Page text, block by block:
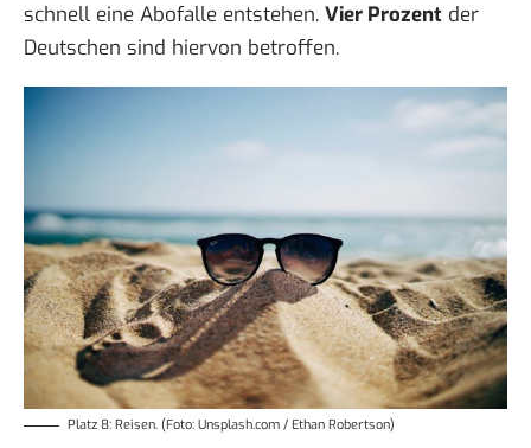
schnell eine Abofalle entstehen. Vier Prozent der
Deutschen sind hiervon betroffen.
Platz 8: Reisen. (Foto: Unsplash.com / Ethan Robertson)